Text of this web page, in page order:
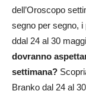
dell’Oroscopo
segno per segno,
ddal 24 al 30
dovranno
settimana?
Branko dal 24 al